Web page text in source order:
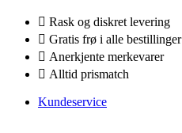
Rask og diskret levering
Gratis frø i alle bestillinger
Anerkjente merkevarer
Alltid prismatch
Kundeservice